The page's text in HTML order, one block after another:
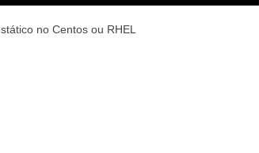
no Centos ou RHEL